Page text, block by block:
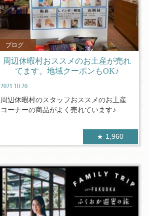
ブログ
周辺休暇村おススメのお土産が売れ
てます。地域クーポンもOK♪
2021.10.20
周辺休暇村のスタッフおススメのお土産
コーナーの商品がよく売れています♪ ...
1,960